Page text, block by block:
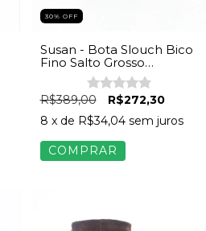
30% OFF
Susan - Bota Slouch Bico
Fino Salto Grosso
Camurça Marrom
R$389,00
R$272,30
8 x de R$34,04 sem juros
COMPRAR